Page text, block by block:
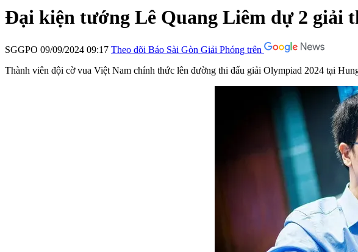
Đại kiện tướng Lê Quang Liêm dự 2 giải
SGGPO 09/09/2024 09:17 Theo dõi Báo Sài Gòn Giải Phóng trên
Thành viên đội cờ vua Việt Nam chính thức lên đường thi đấu giải Olympiad 2024 tại